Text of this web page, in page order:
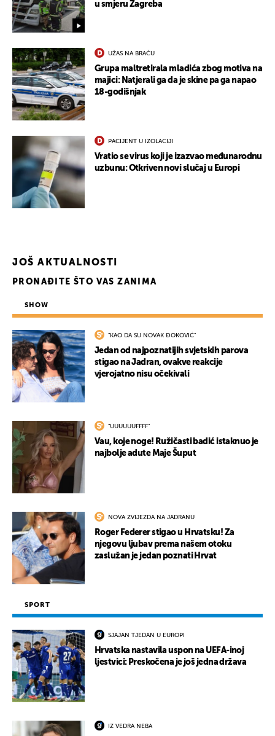
u smjeru Zagreba
UŽAS NA BRAČU
Grupa maltretirala mladića zbog motiva na
majici: Natjerali ga da je skine pa ga napao
18-godišnjak
PACIJENT U IZOLACIJI
Vratio se virus koji je izazvao međunarodnu
uzbunu: Otkriven novi slučaj u Europi
JOŠ AKTUALNOSTI
PRONAĐITE ŠTO VAS ZANIMA
SHOW
"KAO DA SU NOVAK ĐOKOVIĆ"
Jedan od najpoznatijih svjetskih parova
stigao na Jadran, ovakve reakcije
vjerojatno nisu očekivali
"UUUUUUFFFF"
Vau, koje noge! Ružičasti badić istaknuo je
najbolje adute Maje Šuput
NOVA ZVIJEZDA NA JADRANU
Roger Federer stigao u Hrvatsku! Za
njegovu ljubav prema našem otoku
zaslužan je jedan poznati Hrvat
SPORT
SJAJAN TJEDAN U EUROPI
Hrvatska nastavila uspon na UEFA-inoj
ljestvici: Preskočena je još jedna država
IZ VEDRA NEBA
UKLJUČITE NOTIFIKACIJE